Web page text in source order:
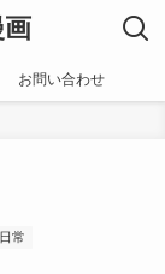
お問い合わせ
日常